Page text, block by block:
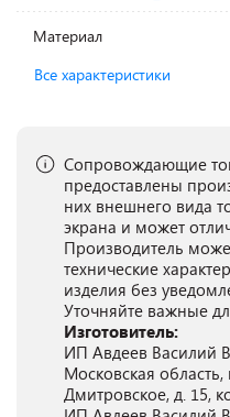
Материал
Все характеристики
Сопровождающие
предоставлены
них внешнего вида
экрана и может
Производитель
технические
изделия без
Уточняйте важные
Изготовитель:
ИП Авдеев Василий
Московская
Дмитровское, д. 15,